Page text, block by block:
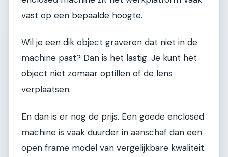
vast op een bepaalde hoogte.
Wil je een dik object graveren dat niet in de
machine past? Dan is het lastig. Je kunt het
object niet zomaar optillen of de lens
verplaatsen.
En dan is er nog de prijs. Een goede enclosed
machine is vaak duurder in aanschaf dan een
open frame model van vergelijkbare kwaliteit.